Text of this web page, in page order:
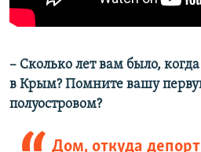
– Сколько лет вам было,
в Крым? Помните вашу
полуостровом?
Дом, откуда